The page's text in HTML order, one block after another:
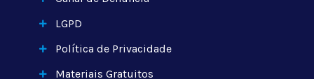
LGPD
Política de Privacidade
Materiais Gratuitos